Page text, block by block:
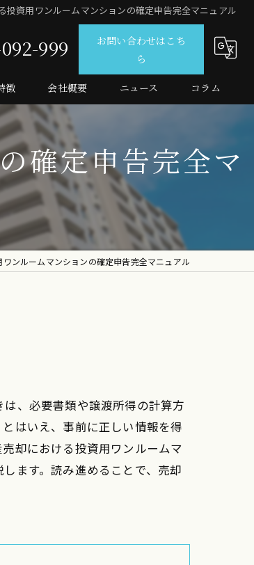
投資用ワンルームマンションの確定申告完全マニュアル
999
お問い合わせはこち
ら
徴
ン
会社概要 ニュース コラム
確定申告完全マ
ンルームマンションの確定申告完全マニュアル
、必要書類や譲渡所得の計算方
はいえ、事前に正しい情報を得
却における投資用ワンルームマ
ます。読み進めることで、売却